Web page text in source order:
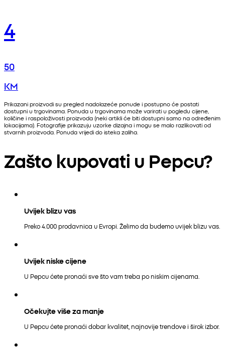
4
50
KM
Prikazani proizvodi su pregled nadolazeće ponude i postupno će postati
dostupni u trgovinama. Ponuda u trgovinama može varirati u pogledu cijene,
količine i raspoloživosti proizvoda (neki artikli će biti dostupni samo na određenim
lokacijama). Fotografije prikazuju uzorke dizajna i mogu se malo razlikovati od
stvarnih proizvoda. Ponuda vrijedi do isteka zaliha.
Zašto kupovati u Pepcu?
Uvijek blizu vas
Preko 4.000 prodavnica u Evropi. Želimo da budemo uvijek blizu vas.
Uvijek niske cijene
U Pepcu ćete pronaći sve što vam treba po niskim cijenama.
Očekujte više za manje
U Pepcu ćete pronaći dobar kvalitet, najnovije trendove i širok izbor.